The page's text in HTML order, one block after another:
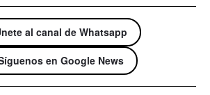
al canal de Whatsapp
en Google News